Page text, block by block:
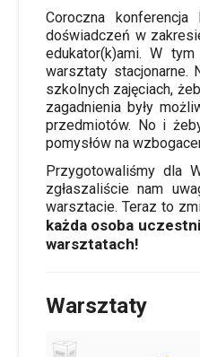
Coroczna
doświadczeń w
edukator(k)ami. W
warsztaty stacjonarne.
szkolnych zajęciach,
zagadnienia były
przedmiotów. No i
pomysłów na
Przygotowaliśmy dla
zgłaszaliście nam
warsztacie. Teraz to
każda osoba
warsztatach!
Warsztaty